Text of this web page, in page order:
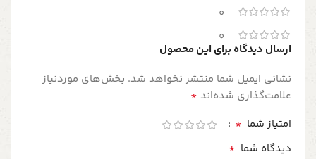
0
0
ارسال دیدگاه برای این محصول
نشانی ایمیل شما منتشر نخواهد شد. بخش‌های موردنیاز
علامت‌گذاری شده‌اند *
امتیاز شما *
دیدگاه شما *